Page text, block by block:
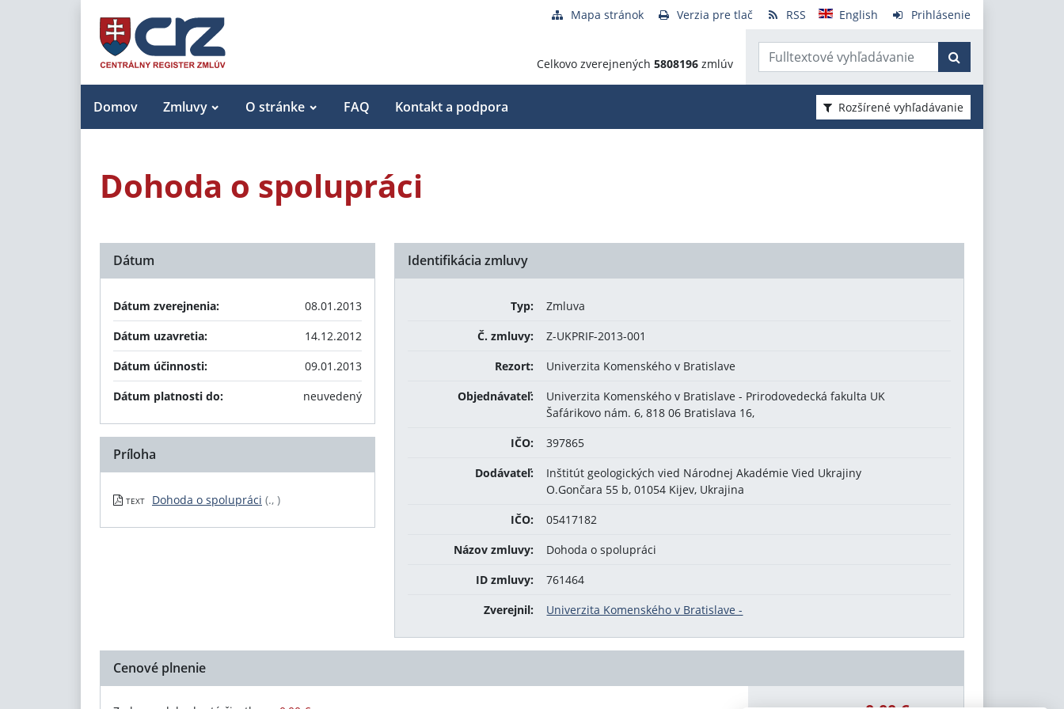
Mapa stránok Verzia pre tlač RSS English Prihlásenie
Celkovo zverejnených 5808196 zmlúv
Domov Zmluvy O stránke FAQ Kontakt a podpora Rozšírené vyhľadávanie
Dohoda o spolupráci
Identifikácia zmluvy
Typ:
Zmluva
Č. zmluvy:
Z-UKPRIF-2013-001
Rezort:
Univerzita Komenského v Bratislave
Objednávateľ:
Univerzita Komenského v Bratislave - Prirodovedecká fakulta UK
Šafárikovo nám. 6, 818 06 Bratislava 16,
IČO:
397865
Dodávateľ:
Inštitút geologických vied Národnej Akadémie Vied Ukrajiny
O.Gončara 55 b, 01054 Kijev, Ukrajina
IČO:
05417182
Názov zmluvy:
Dohoda o spolupráci
ID zmluvy:
761464
Zverejnil:
Univerzita Komenského v Bratislave -
Dátum
Dátum zverejnenia:
08.01.2013
Dátum uzavretia:
14.12.2012
Dátum účinnosti:
09.01.2013
Dátum platnosti do:
neuvedený
Príloha
TEXT Dohoda o spolupráci (., )
Cenové plnenie